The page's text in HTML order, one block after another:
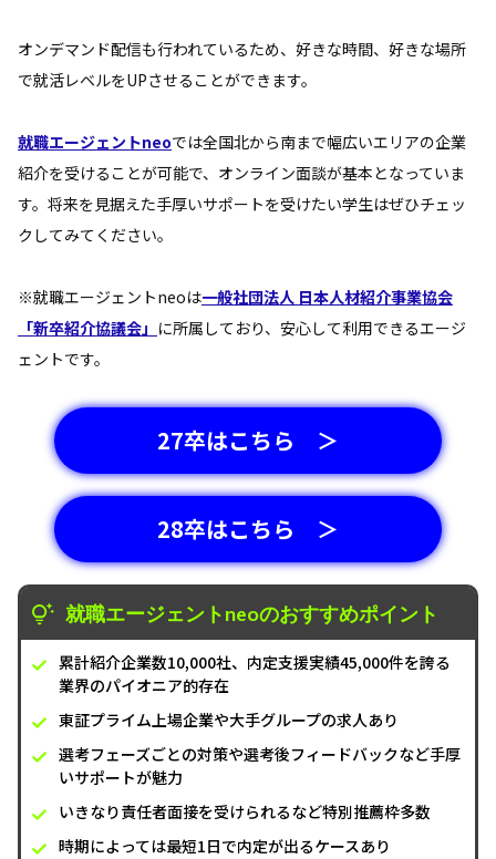
オンデマンド配信も行われているため、好きな時間、好きな場所
で就活レベルをUPさせることができます。
就職エージェントneoでは全国北から南まで幅広いエリアの企業
紹介を受けることが可能で、オンライン面談が基本となっていま
す。将来を見据えた手厚いサポートを受けたい学生はぜひチェッ
クしてみてください。
※就職エージェントneoは一般社団法人 日本人材紹介事業協会
「新卒紹介協議会」 に所属しており、安心して利用できるエージ
ェントです。
27卒はこちら ＞
28卒はこちら ＞
就職エージェントneoのおすすめポイント
累計紹介企業数10,000社、内定支援実績45,000件を誇る
業界のパイオニア的存在
東証プライム上場企業や大手グループの求人あり
選考フェーズごとの対策や選考後フィードバックなど手厚
いサポートが魅力
いきなり責任者面接を受けられるなど特別推薦枠多数
時期によっては最短1日で内定が出るケースあり